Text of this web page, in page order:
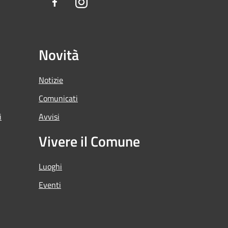
Novità
Notizie
Comunicati
Avvisi
Vivere il Comune
Luoghi
Eventi